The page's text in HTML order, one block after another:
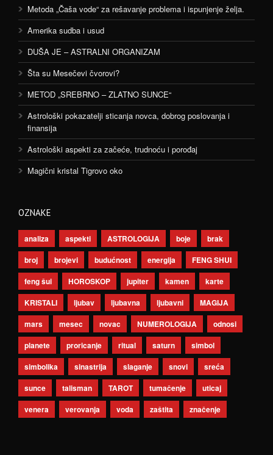
Metoda „Čaša vode“ za rešavanje problema i ispunjenje želja.
Amerika sudba i usud
DUŠA JE – ASTRALNI ORGANIZAM
Šta su Mesečevi čvorovi?
METOD „SREBRNO – ZLATNO SUNCE“
Astrološki pokazatelji sticanja novca, dobrog poslovanja i
finansija
Astrološki aspekti za začeće, trudnoću i porođaj
Magični kristal Tigrovo oko
OZNAKE
analiza aspekti ASTROLOGIJA boje
brak
broj
brojevi budućnost energija
FENG SHUI
feng šui
HOROSKOP jupiter kamen
karte
KRISTALI
ljubav ljubavna ljubavni
MAGIJA
mars
mesec novac NUMEROLOGIJA
odnosi
planete
proricanje ritual saturn
simbol
simbolika
sinastrija slaganje snovi
sreća
sunce
talisman TAROT tumačenje
uticaj
venera
verovanja voda zaštita značenje